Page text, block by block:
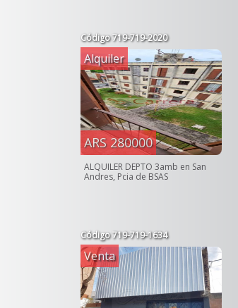
Código719-719-2020
Alquiler
ARS 280000
ALQUILER DEPTO 3amb en San
Andres, Pcia de BSAS
Código719-719-1634
Venta